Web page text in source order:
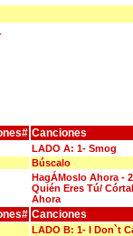
Canciones
LADO A: 1- Smog
Búscalo
HagÁMoslo Ahora -
Quién Eres Tú/
Ahora
Canciones
LADO B: 1- I Don`t